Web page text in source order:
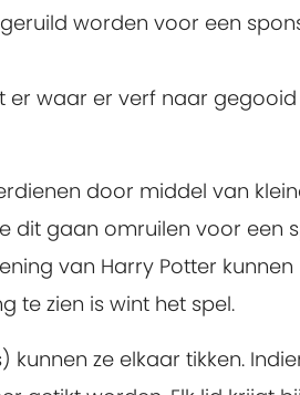
worden voor een
er waar er verf naar gegooid
door middel van
dit gaan omruilen voor een
van Harry Potter kunnen
te zien is wint het spel.
ze elkaar tikken.